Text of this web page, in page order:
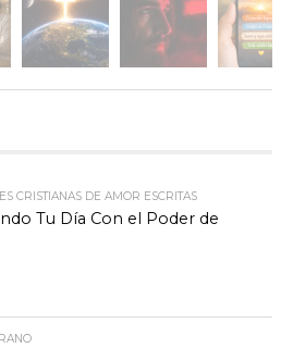
CRISTIANAS DE AMOR ESCRITAS
Tu Día Con el Poder de